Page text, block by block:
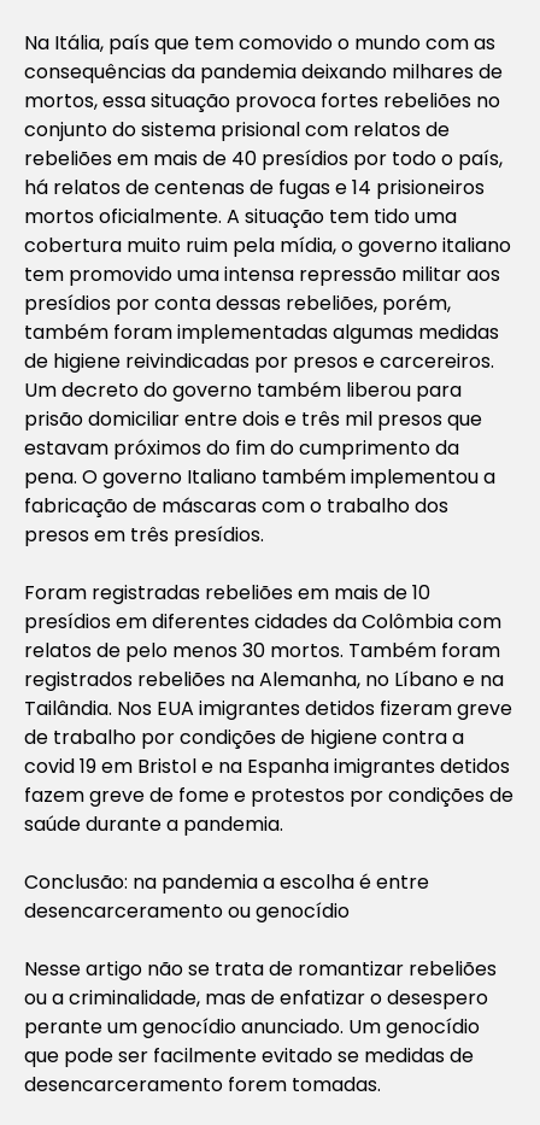
Na Itália, país que tem comovido o mundo com as
consequências da pandemia deixando milhares de
mortos, essa situação provoca fortes rebeliões no
conjunto do sistema prisional com relatos de
rebeliões em mais de 40 presídios por todo o país,
há relatos de centenas de fugas e 14 prisioneiros
mortos oficialmente. A situação tem tido uma
cobertura muito ruim pela mídia, o governo italiano
tem promovido uma intensa repressão militar aos
presídios por conta dessas rebeliões, porém,
também foram implementadas algumas medidas
de higiene reivindicadas por presos e carcereiros.
Um decreto do governo também liberou para
prisão domiciliar entre dois e três mil presos que
estavam próximos do fim do cumprimento da
pena. O governo Italiano também implementou a
fabricação de máscaras com o trabalho dos
presos em três presídios.
Foram registradas rebeliões em mais de 10
presídios em diferentes cidades da Colômbia com
relatos de pelo menos 30 mortos. Também foram
registrados rebeliões na Alemanha, no Líbano e na
Tailândia. Nos EUA imigrantes detidos fizeram greve
de trabalho por condições de higiene contra a
covid 19 em Bristol e na Espanha imigrantes detidos
fazem greve de fome e protestos por condições de
saúde durante a pandemia.
Conclusão: na pandemia a escolha é entre
desencarceramento ou genocídio
Nesse artigo não se trata de romantizar rebeliões
ou a criminalidade, mas de enfatizar o desespero
perante um genocídio anunciado. Um genocídio
que pode ser facilmente evitado se medidas de
desencarceramento forem tomadas.